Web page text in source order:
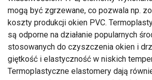
mogą być zgrzewane, co pozwala np.
koszty produkcji okien PVC.
są odporne na działanie popularnych
stosowanych do czyszczenia okien i
giętkość i elastyczność w niskich
Termoplastyczne elastomery dają